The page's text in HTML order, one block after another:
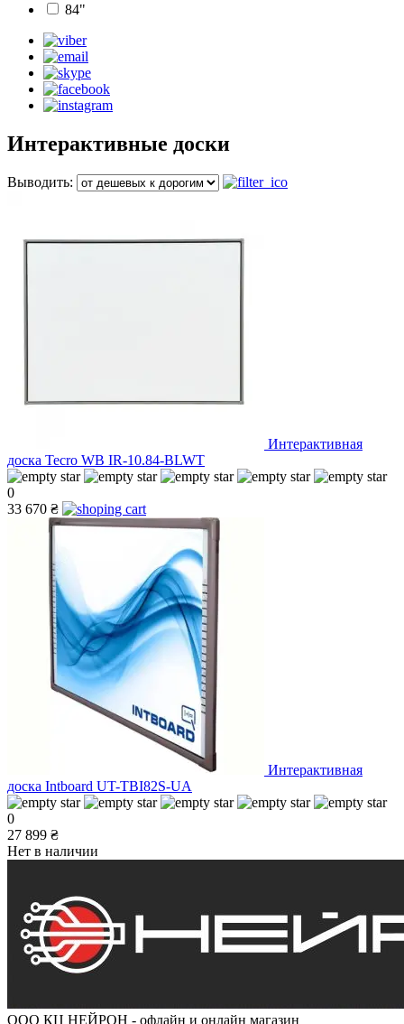
84"
Интерактивные доски
Выводить:
Интерактивная
доска Tecro WB IR-10.84-BLWT
0
33 670 ₴
Интерактивная
доска Intboard UT-TBI82S-UA
0
27 899 ₴
Нет в наличии
ООО КЦ НЕЙРОН - офлайн и онлайн магазин